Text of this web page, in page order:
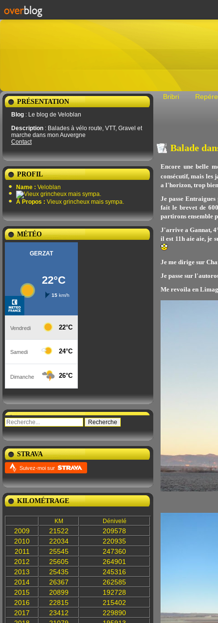
PRÉSENTATION
Blog : Le blog de Veloblan
Description : Balades à vélo route, VTT, Gravel et
marche dans mon Auvergne
Contact
PROFIL
Name : Veloblan
À Propos : Vieux grincheux mais sympa.
MÉTÉO
STRAVA
Suivez-moi sur
KILOMÉTRAGE
KM Dénivelé
2009 21522
209578
2010
22034
220935
2011
25545
247360
2012
25605
264901
2013
25435
245316
2014
26367
262585
2015
20899
192728
2016
22815
215402
2017
23412
229890
Bribri
Balade
Encore une belle
consécutif, mais
a l'horizon, trop
Je passe
fait le brevet de
partirons ensemble
J'arrive a Gannat,
il est 11h aie aie, je
Je me dirige sur
Je passe sur
Me revoila en